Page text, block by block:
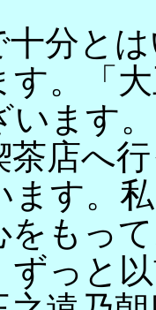
分と
す。「
います
店へ
ます。
をもっ
ずっと